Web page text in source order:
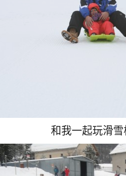
和我一起玩滑雪